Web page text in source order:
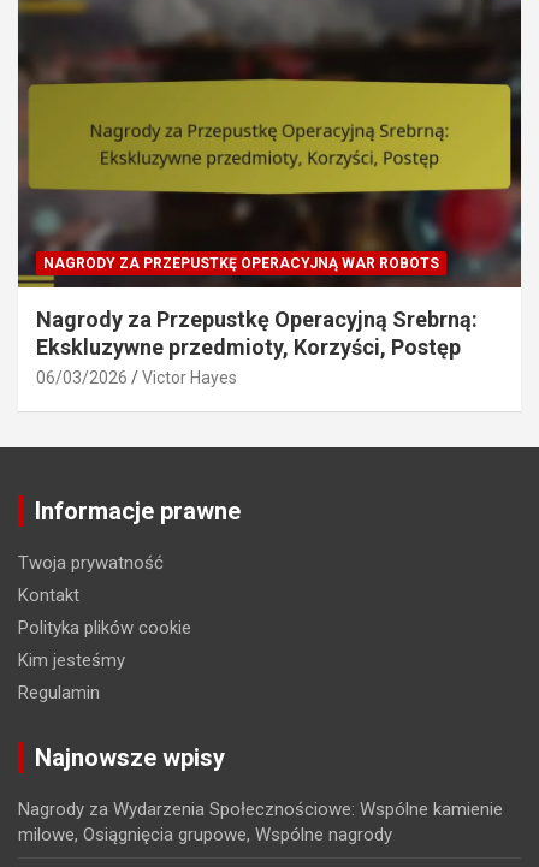
NAGRODY ZA PRZEPUSTKĘ OPERACYJNĄ WAR ROBOTS
Nagrody za Przepustkę Operacyjną Srebrną:
Ekskluzywne przedmioty, Korzyści, Postęp
06/03/2026 Victor Hayes
Informacje prawne
Twoja prywatność
Kontakt
Polityka plików cookie
Kim jesteśmy
Regulamin
Najnowsze wpisy
Nagrody za Wydarzenia Społecznościowe: Wspólne kamienie
milowe, Osiągnięcia grupowe, Wspólne nagrody